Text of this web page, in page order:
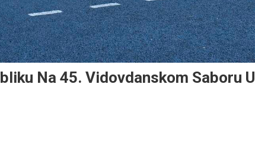
Na 45. Vidovdanskom Saboru U